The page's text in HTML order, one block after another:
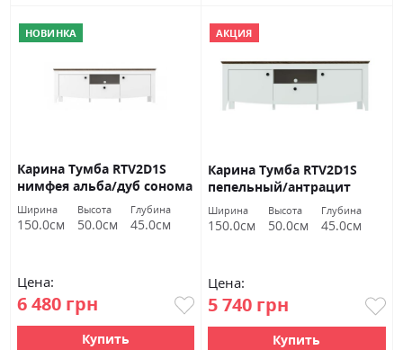
НОВИНКА
Карина Тумба RTV2D1S
нимфея альба/дуб сонома
трюфель Гербор
Ширина
150.0см
Высота
50.0см
Глубина
45.0см
Цена:
6 480 грн
Купить
АКЦИЯ
Карина Тумба RTV2D1S
пепельный/антрацит
Гербор
Ширина
150.0см
Высота
50.0см
Глубина
45.0см
Цена:
5 740 грн
Купить